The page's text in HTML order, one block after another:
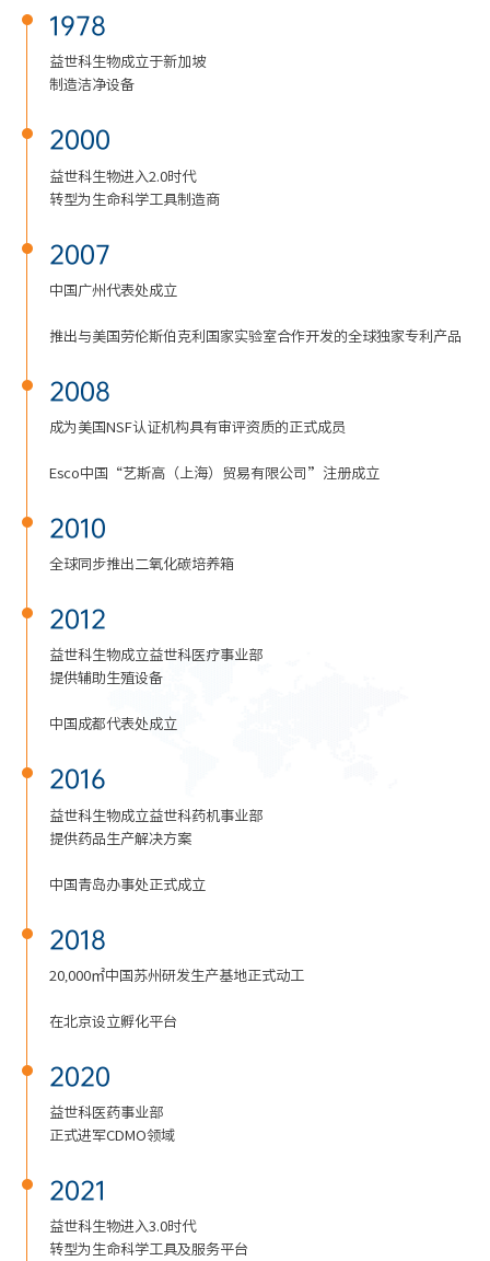
1978
益世科生物成立于新加坡
制造洁净设备
2000
益世科生物进入2.0时代
转型为生命科学工具制造商
2007
中国广州代表处成立
推出与美国劳伦斯伯克利国家实验室合作开发的全球独家专利产品
2008
成为美国NSF认证机构具有审评资质的正式成员
Esco中国“艺斯高（上海）贸易有限公司”注册成立
2010
全球同步推出二氧化碳培养箱
2012
益世科生物成立益世科医疗事业部
提供辅助生殖设备
中国成都代表处成立
2016
益世科生物成立益世科药机事业部
提供药品生产解决方案
中国青岛办事处正式成立
2018
20,000㎡中国苏州研发生产基地正式动工
在北京设立孵化平台
2020
益世科医药事业部
正式进军CDMO领域
2021
益世科生物进入3.0时代
转型为生命科学工具及服务平台